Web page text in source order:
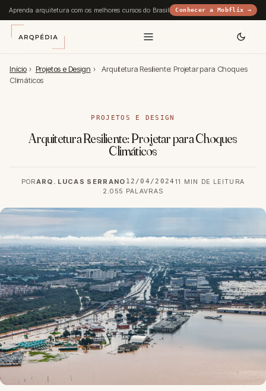
Aprenda arquitetura com os melhores cursos do Brasil Conhecer a Mobflix →
Início › Projetos e Design ›
Arquitetura Resiliente: Projetar para Choques
Climáticos
PROJETOS E DESIGN
Arquitetura Resiliente: Projetar para Choques
Climáticos
PORARQ. LUCAS SERRANO 12/04/2024 11 MIN DE LEITURA
2.055 PALAVRAS